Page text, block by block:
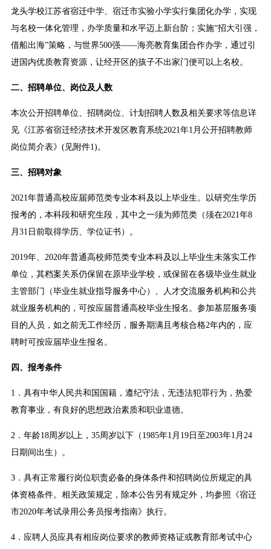
龙头学校江苏省宿迁中学、宿迁市实验小学实行集团化办学，实现
与名校一体化管理，办学质量和水平迈上新台阶；实施“招大引强，
借船出海”策略，与世界500强——海亮教育集团合作办学，通过引
进国内优质教育资源，让经开区的孩子不出家门便可以上名校。
二、招聘单位、岗位及人数
本次公开招聘单位、招聘岗位、计划招聘人数及相关要求等信息详
见《江苏省宿迁经济技术开发区教育系统2021年1月公开招聘教师
岗位简介表》(见附件1)。
三、招聘对象
2021年普通高校应届师范类专业本科及以上毕业生。以研究生学历
报考的，本科段和研究生段，其中之一须为师范类（须在2021年8
月31日前取得学历、学位证书）。
2019年、2020年普通高校师范类专业本科及以上毕业生未落实工作
单位，其档案关系仍保留在原毕业学校，或保留在各级毕业生就业
主管部门（毕业生就业指导服务中心）、人才交流服务机构和公共
就业服务机构的，可按应届普通高校毕业生报名。参加基层服务项
目的人员，如之前无工作经历，服务期满且考核合格2年内的，应
聘时可按应届毕业生报名。
四、报考条件
1．具有中华人民共和国国籍，遵纪守法，无违法犯罪行为，热爱
教育事业，有良好的思想政治素质和职业道德。
2．年龄18周岁以上，35周岁以下（1985年1月19日至2003年1月24
日期间出生）。
3．具有正常履行岗位职责必备的身体条件和招聘岗位所规定的具
体资格条件。相关政策规定，除本公告另有规定外，均参照《宿迁
市2020年考试录用公务员报考指南》执行。
4．应聘人员应具有相应岗位要求的教师资格证或教育部考试中心